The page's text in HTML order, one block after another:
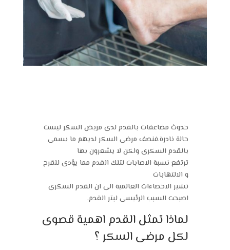
حدوث مضاعفات بالقدم لدى مريض السكر ليست
حالة نادرة.فنصف مرضى السكر لديهم ما يسمى
بالقدم السكرى ولكن لا يشعرون بها
ترتفع نسبة الاصابات لتلك القدم مما يؤدى للقرح
و الالتهابات
تشير الاحصاءات العالمية الى ان القدم السكرى
اصبحت السبب الرئيسى لبتر القدم.
لماذا تمثل القدم اهمية قصوى
لكل مرضى السكر ؟